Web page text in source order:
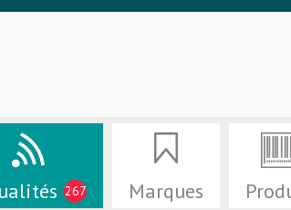
267 Marques